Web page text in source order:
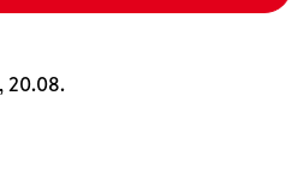
20.08.